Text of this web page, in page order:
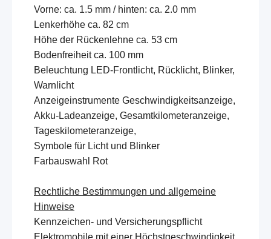
Vorne: ca. 1.5 mm / hinten: ca. 2.0 mm
Lenkerhöhe ca. 82 cm
Höhe der Rückenlehne ca. 53 cm
Bodenfreiheit ca. 100 mm
Beleuchtung LED-Frontlicht, Rücklicht, Blinker,
Warnlicht
Anzeigeinstrumente Geschwindigkeitsanzeige,
Akku-Ladeanzeige, Gesamtkilometeranzeige,
Tageskilometeranzeige,
Symbole für Licht und Blinker
Farbauswahl Rot
Rechtliche Bestimmungen und allgemeine
Hinweise
Kennzeichen- und Versicherungspflicht
Elektromobile mit einer Höchstgeschwindigkeit